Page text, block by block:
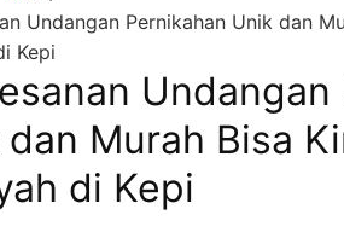
Undangan Pernikahan Unik dan
Kepi
Undangan
dan Murah Bisa
di Kepi